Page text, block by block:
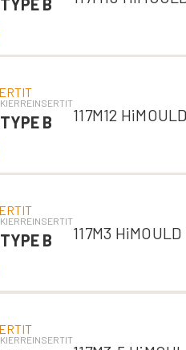
TYPE B
KIERREINSERTIT
TYPE B 117M12
KIERREINSERTIT
TYPE B 117M3 HiMOULD
KIERREINSERTIT